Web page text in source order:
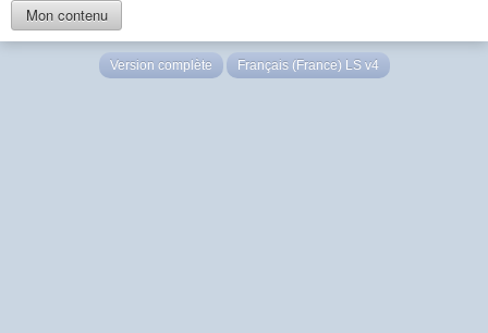
Mon contenu
Version complète Français (France) LS v4